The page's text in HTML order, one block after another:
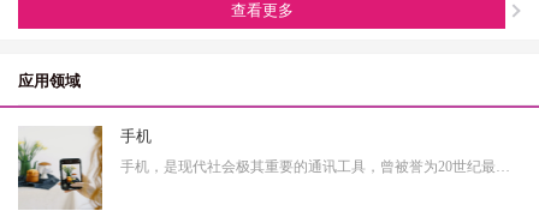
查看更多
应用领域
手机
手机，是现代社会极其重要的通讯工具，曾被誉为20世纪最伟大的发明之一。从早期的大哥大，到功能手机，到现在的智能手机，通讯制式不断升级，功能也越来越多样化。而正是因为其具有相当多样化的功能，使得其具有相当大的延展性，即可以演变成诸多其他产品形态的终端产品。…